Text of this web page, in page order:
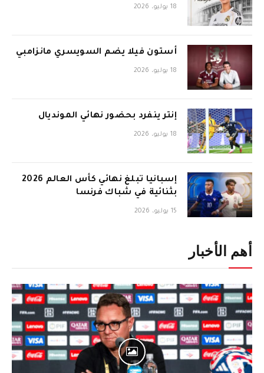
18 يوليو، 2026
أستون فيلا يضم السويسري مانزامبي
18 يوليو، 2026
إنتر ينفرد بحضور نهائي المونديال
18 يوليو، 2026
إسبانيا تبلغ نهائي كأس العالم 2026
بثنائية في شباك فرنسا
15 يوليو، 2026
أهم الأخبار